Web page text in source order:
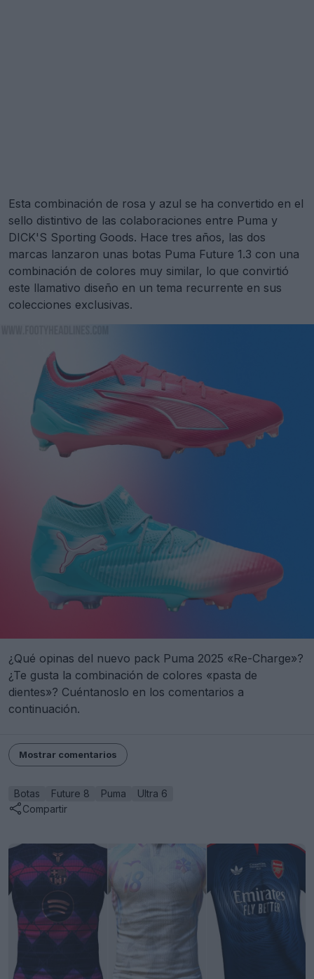
Esta combinación de rosa y azul se ha convertido en el
sello distintivo de las colaboraciones entre Puma y
DICK'S Sporting Goods. Hace tres años, las dos
marcas lanzaron unas botas Puma Future 1.3 con una
combinación de colores muy similar, lo que convirtió
este llamativo diseño en un tema recurrente en sus
colecciones exclusivas.
¿Qué opinas del nuevo pack Puma 2025 «Re-Charge»?
¿Te gusta la combinación de colores «pasta de
dientes»? Cuéntanoslo en los comentarios a
continuación.
Mostrar comentarios
Botas Future 8 Puma
Ultra 6
Compartir